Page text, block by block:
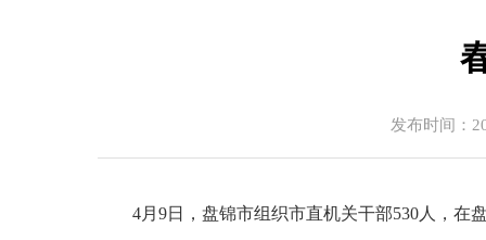
发布时间：
4月9日，盘锦市组织市直机关干部530人，在盘